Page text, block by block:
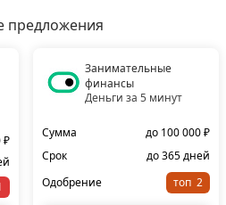
предложения
₽
Занимательные
финансы
Деньги за 5 минут
Сумма
до 100 000 ₽
Срок
до 365 дней
Одобрение
топ